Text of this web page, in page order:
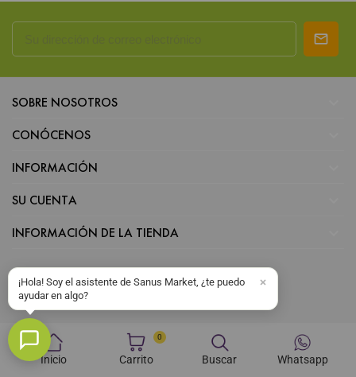
Inicio
0
Carrito Buscar Whatsapp
SOBRE NOSOTROS
CONÓCENOS
INFORMACIÓN
SU CUENTA
INFORMACIÓN DE LA TIENDA
¡Hola! Soy el asistente de Sanus Market, ¿te puedo
ayudar en algo?